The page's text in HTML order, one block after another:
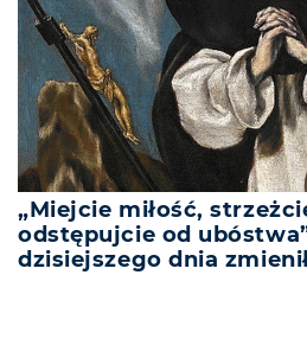
„Miejcie miłość,
odstępujcie od
dzisiejszego dnia